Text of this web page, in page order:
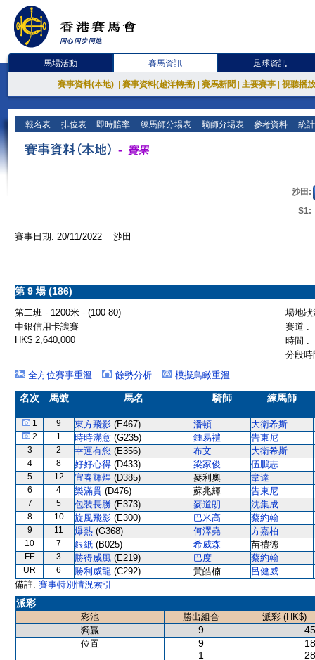
馬場活動 賽馬資訊 足球資訊
賽事資料(本地) 賽事資料(越洋轉播) 賽馬新聞 主要賽事 視聽播
報名表 排位表 即時賠率 練馬師分場表 騎師分場表 參考資料 統
沙田:
S1:
賽事日期: 20/11/2022 沙田
第 9 場 (186)
第二班 - 1200米 - (100-80)
場地
中銀信用卡讓賽
賽道 :
HK$ 2,640,000
時間 :
分段
全方位賽事重溫
餘勢分析 模擬鳥瞰重溫
名次 馬號 馬名 騎師 練馬師
1 9 東方飛影 (E467) 潘頓 大衛希斯
2 1 時時滿意 (G235) 鍾易禮 告東尼
3 2 幸運有您 (E356) 布文 大衛希斯
4 8 好好心得 (D433) 梁家俊 伍鵬志
5 12 宜春輝煌 (D385) 麥利奧 韋達
6 4 樂滿貫 (D476) 蘇兆輝 告東尼
7 5 包裝長勝 (E373) 麥道朗 沈集成
8 10 旋風飛影 (E300) 巴米高 蔡約翰
9 11 爆熱 (G368) 何澤堯 方嘉柏
10 7 銀紙 (B025) 希威森 苗禮德
FE 3 勝得威風 (E219) 巴度 蔡約翰
UR 6 勝利威龍 (C292) 黃皓楠
呂健威
備註: 賽事特別情況索引
派彩
彩池 勝出組合
派彩 (HK$)
獨贏
9
位置 9
1